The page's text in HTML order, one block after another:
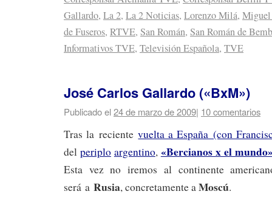
Gallardo, La 2, La 2 Noticias, Lorenzo Milá,
de Fuseros, RTVE, San Román, San Román de
Informativos TVE, Televisión Española, TVE
José Carlos Gallardo («BxM»)
Publicado el24 de marzo de 2009| 10 comentarios
Tras la recientevuelta a España (con
del periplo argentino, «Bercianos x el
Esta vez no iremos al continente
será a Rusia, concretamente aMoscú.